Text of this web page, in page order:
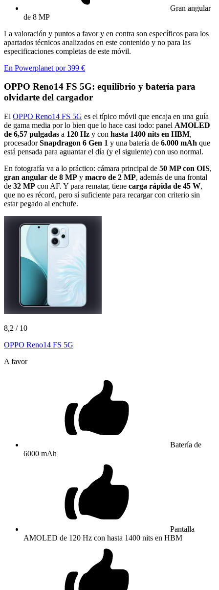
Gran angular
de 8 MP
La valoración y puntos a favor y en contra son específicos para los
apartados técnicos analizados en este contenido y no para las
especificaciones completas de este móvil.
En Powerplanet por 399 €
OPPO Reno14 FS 5G: equilibrio y batería para
olvidarte del cargador
El OPPO Reno14 FS 5G es el típico móvil que encaja en una guía
de gama media por lo bien que lo hace casi todo: panel AMOLED
de 6,57 pulgadas a 120 Hz y con hasta 1400 nits en HBM,
procesadorSnapdragon 6 Gen 1 y una batería de 6.000 mAh que
está pensada para aguantar el día (y el siguiente) con uso normal.
En fotografía va a lo práctico: cámara principal de 50 MP con OIS,
gran angular de 8 MP y macro de 2 MP, además de una frontal
de 32 MP con AF. Y para rematar, tiene carga rápida de 45 W,
que no es récord, pero sí suficiente para recargar con criterio sin
estar pegado al enchufe.
8,2 / 10
OPPO Reno14 FS 5G
A favor
Batería de
6000 mAh
Pantalla
AMOLED de 120 Hz con hasta 1400 nits en HBM